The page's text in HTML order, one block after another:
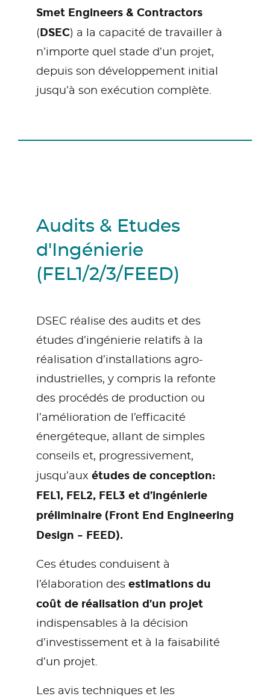
Smet Engineers & Contractors
(DSEC) a la capacité de travailler à
n’importe quel stade d’un projet,
depuis son développement initial
jusqu’à son exécution complète.
Audits & Etudes
d'Ingénierie
(FEL1/2/3/FEED)
DSEC réalise des audits et des
études d’ingénierie relatifs à la
réalisation d’installations agro-
industrielles, y compris la refonte
des procédés de production ou
l’amélioration de l’efficacité
énergéteque, allant de simples
conseils et, progressivement,
jusqu’aux études de conception:
FEL1, FEL2, FEL3 et d’ingénierie
préliminaire (Front End Engineering
Design – FEED).
Ces études conduisent à
l’élaboration des estimations du
coût de réalisation d’un projet
indispensables à la décision
d’investissement et à la faisabilité
d’un projet.
Les avis techniques et les